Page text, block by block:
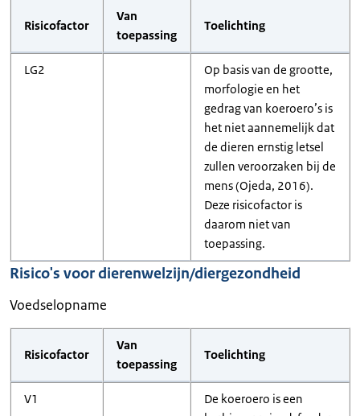
Risicofactor
Van
toepassing
Toelichting
LG2
Op basis van de grootte,
morfologie en het
gedrag van koeroero’s is
het niet aannemelijk dat
de dieren ernstig letsel
zullen veroorzaken bij de
mens (Ojeda, 2016).
Deze risicofactor is
daarom niet van
toepassing.
Risico's voor dierenwelzijn/diergezondheid
Voedselopname
Risicofactor
Van
toepassing
Toelichting
V1
De koeroero is een